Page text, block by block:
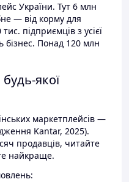
України. Тут 6 млн
— від корму для
підприємців з усієї
бізнес. Понад 120 млн
якої
маркетплейсів —
Kantar, 2025).
продавців, читайте
найкраще.